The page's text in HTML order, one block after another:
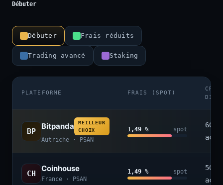
Débuter
Débuter Frais réduits
Trading avancé Staking
PLATEFORME FRAIS (SPOT)
BP
Bitpanda
MEILLEUR
CHOIX
Autriche · PSAN
1,49 % spot
600+
CH
Coinhouse
France · PSAN
1,49 % spot
50+